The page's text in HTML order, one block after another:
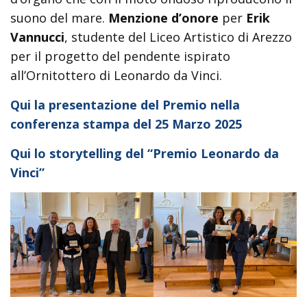
suono del mare. Menzione d’onore per Erik
Vannucci, studente del Liceo Artistico di Arezzo
per il progetto del pendente ispirato
all’Ornitottero di Leonardo da Vinci.
Qui la presentazione del Premio nella
conferenza stampa del 25 Marzo 2025
Qui lo storytelling del “Premio Leonardo da
Vinci”